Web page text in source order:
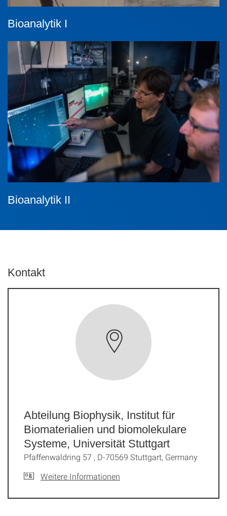
Bioanalytik I
Bioanalytik II
Kontakt
Abteilung Biophysik, Institut für
Biomaterialien und biomolekulare
Systeme, Universität Stuttgart
Pfaffenwaldring 57 , D-70569 Stuttgart, Germany
Weitere Informationen